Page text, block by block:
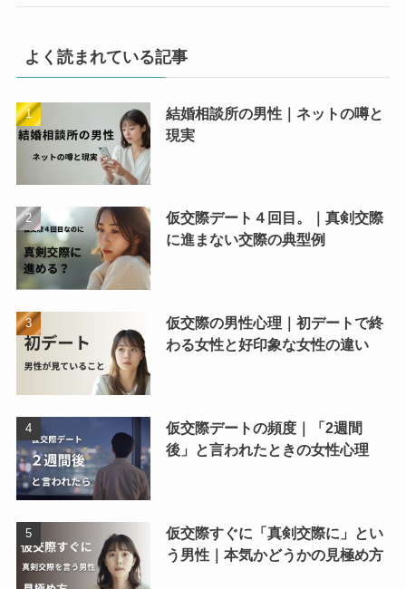
よく読まれている記事
結婚相談所の男性｜ネットの噂と
現実
仮交際デート４回目。｜真剣交際
に進まない交際の典型例
仮交際の男性心理｜初デートで終
わる女性と好印象な女性の違い
仮交際デートの頻度｜「2週間
後」と言われたときの女性心理
仮交際すぐに「真剣交際に」とい
う男性｜本気かどうかの見極め方